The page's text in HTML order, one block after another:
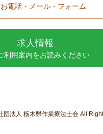
お電話・メール・フォーム
求人情報
利用案内をお読みください
団法人 栃木県作業療法士会 All